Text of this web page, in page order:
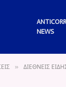
ANTICORR
NEWS
» ΔΙΕΘΝΕΙΣ